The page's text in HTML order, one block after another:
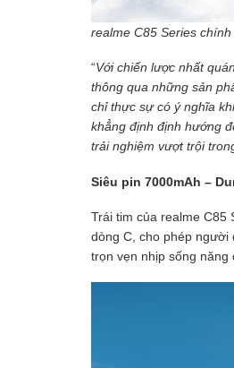
realme C85 Series
“Với chiến lược nhất
thông qua những sản
chỉ thực sự có ý nghĩa
khẳng định định hướng
trải nghiệm vượt trội
Siêu pin 7000mAh –
Trái tim của realme C85
dòng C, cho phép người
trọn vẹn nhịp sống năng